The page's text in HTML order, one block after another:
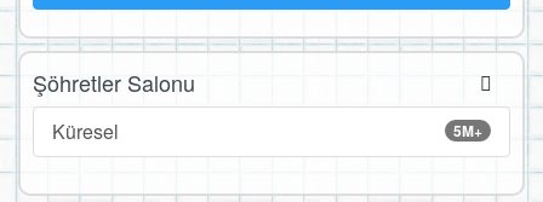
Şöhretler Salonu
5M+
Küresel